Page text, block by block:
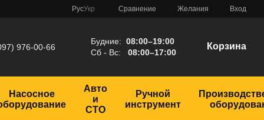
РусУкр Сравнение Желания Вход
976-00-66
Будние: 08:00–19:00
Сб - Вс: 08:00–17:00
Корзина
Насосное
Авто
и
СТО
Ручной
инструмент